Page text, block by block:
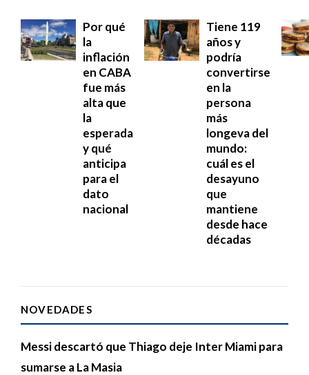
Por qué
la
inflación
en CABA
fue más
alta que
la
esperada
y qué
anticipa
para el
dato
nacional
Tiene 119
años y
podría
convertirse
en la
persona
más
longeva del
mundo:
cuál es el
desayuno
que
mantiene
desde hace
décadas
NOVEDADES
Messi descartó que Thiago deje Inter Miami para
sumarse a La Masia